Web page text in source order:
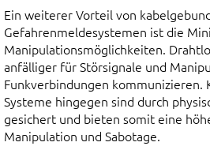
Ein weiterer Vorteil von
Gefahrenmeldesystemen ist die
Manipulationsmöglichkeiten.
anfälliger für Störsignale und
Funkverbindungen kommunizieren.
Systeme hingegen sind durch
gesichert und bieten somit eine
Manipulation und Sabotage.